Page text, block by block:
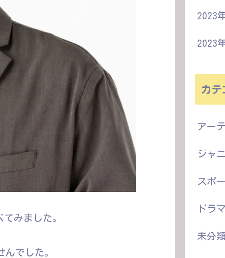
みました。
でした。
2023
2023
カテ
アー
ジャ
スポ
ドラマ
未分類